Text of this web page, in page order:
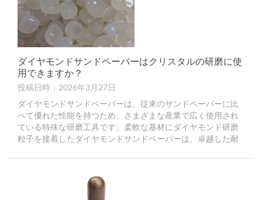
ダイヤモンドサンドペーパーはクリスタルの研磨に使
用できますか？
投稿日時：2026年3月27日
ダイヤモンドサンドペーパーは、従来のサンドペーパーに比
べて優れた性能を持つため、さまざまな産業で広く使用され
ている特殊な研磨工具です。柔軟な基材にダイヤモンド研磨
粒子を接着したダイヤモンドサンドペーパーは、卓越した耐